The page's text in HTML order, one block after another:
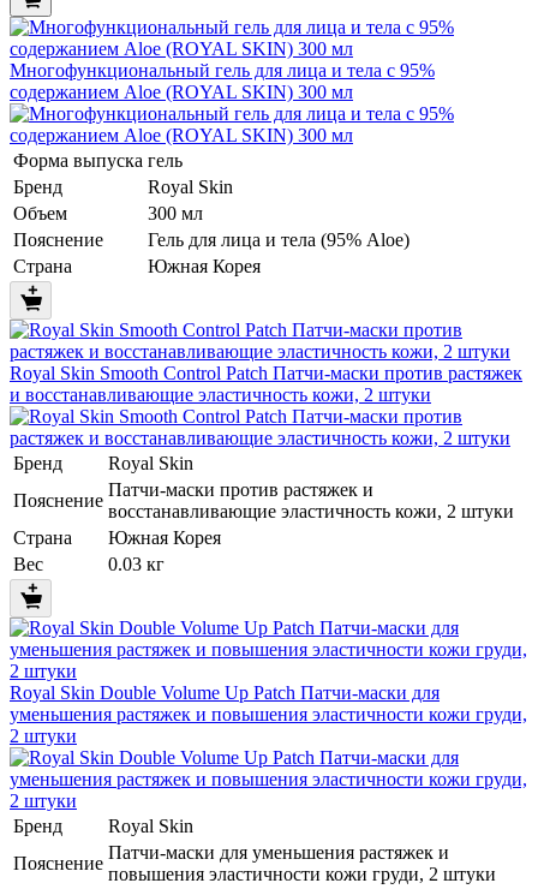
Многофункциональный гель для лица и тела с 95%
содержанием Aloe (ROYAL SKIN) 300 мл
Форма выпуска гель
Бренд
Royal Skin
Объем
300 мл
Пояснение
Гель для лица и тела (95% Aloe)
Страна
Южная Корея
Royal Skin Smooth Control Patch Патчи-маски против растяжек
и восстанавливающие эластичность кожи, 2 штуки
Бренд
Royal Skin
Пояснение
Патчи-маски против растяжек и
восстанавливающие эластичность кожи, 2 штуки
Страна
Южная Корея
Вес
0.03 кг
Royal Skin Double Volume Up Patch Патчи-маски для
уменьшения растяжек и повышения эластичности кожи груди,
2 штуки
Бренд
Royal Skin
Пояснение
Патчи-маски для уменьшения растяжек и
повышения эластичности кожи груди, 2 штуки